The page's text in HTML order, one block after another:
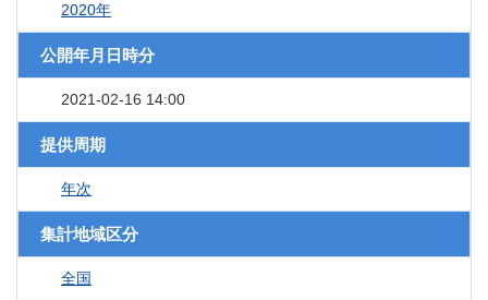
2020年
公開年月日時分
2021-02-16 14:00
提供周期
年次
集計地域区分
全国